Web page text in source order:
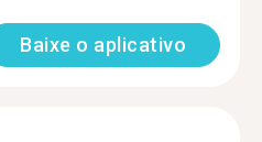
Baixe o aplicativo